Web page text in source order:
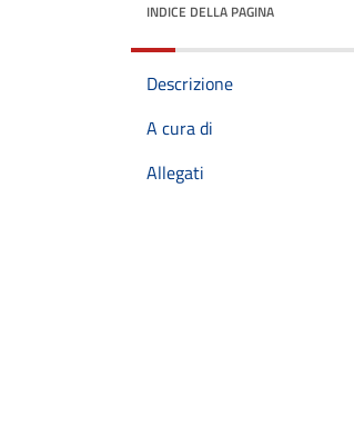
INDICE DELLA PAGINA
Descrizione
A cura di
Allegati